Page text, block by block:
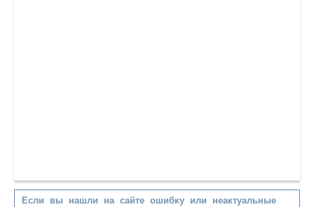
Если вы нашли на сайте ошибку или неактуальные